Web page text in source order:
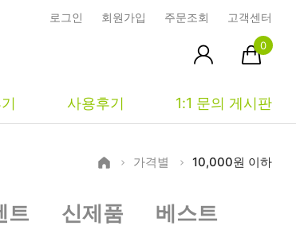
로그인 회원가입 주문조회 고객센터
0
사용후기 1:1 문의 게시판
시사모
가격별 10,000원 이하
트 신제품 베스트